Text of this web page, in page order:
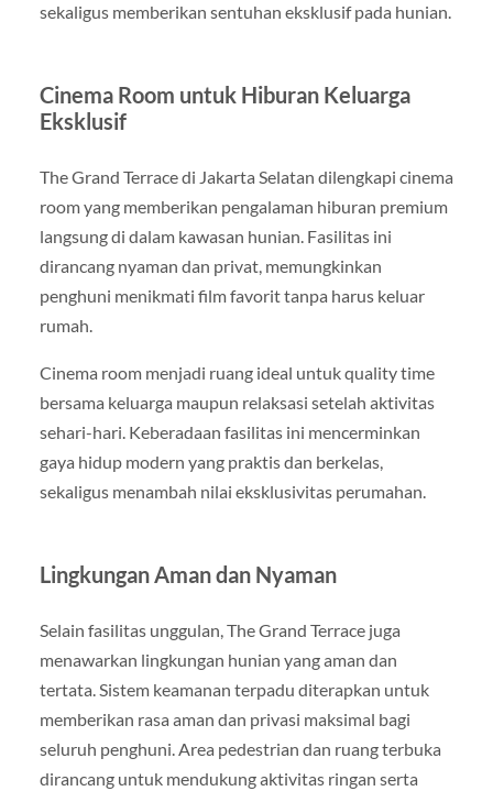
sekaligus memberikan sentuhan eksklusif pada hunian.
Cinema Room untuk Hiburan Keluarga
Eksklusif
The Grand Terrace di Jakarta Selatan dilengkapi cinema
room yang memberikan pengalaman hiburan premium
langsung di dalam kawasan hunian. Fasilitas ini
dirancang nyaman dan privat, memungkinkan
penghuni menikmati film favorit tanpa harus keluar
rumah.
Cinema room menjadi ruang ideal untuk quality time
bersama keluarga maupun relaksasi setelah aktivitas
sehari-hari. Keberadaan fasilitas ini mencerminkan
gaya hidup modern yang praktis dan berkelas,
sekaligus menambah nilai eksklusivitas perumahan.
Lingkungan Aman dan Nyaman
Selain fasilitas unggulan, The Grand Terrace juga
menawarkan lingkungan hunian yang aman dan
tertata. Sistem keamanan terpadu diterapkan untuk
memberikan rasa aman dan privasi maksimal bagi
seluruh penghuni. Area pedestrian dan ruang terbuka
dirancang untuk mendukung aktivitas ringan serta